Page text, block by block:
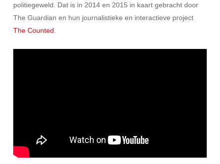
politiegeweld. Dat is in 2014 en 2015 in kaart gebracht door
The Guardian en hun journalistieke en interactieve project
The Counted